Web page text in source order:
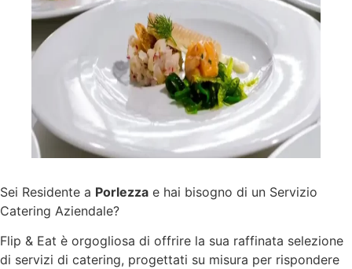
Sei Residente a Porlezza e hai bisogno di un Servizio
Catering Aziendale?
Flip & Eat è orgogliosa di offrire la sua raffinata selezione
di servizi di catering, progettati su misura per rispondere